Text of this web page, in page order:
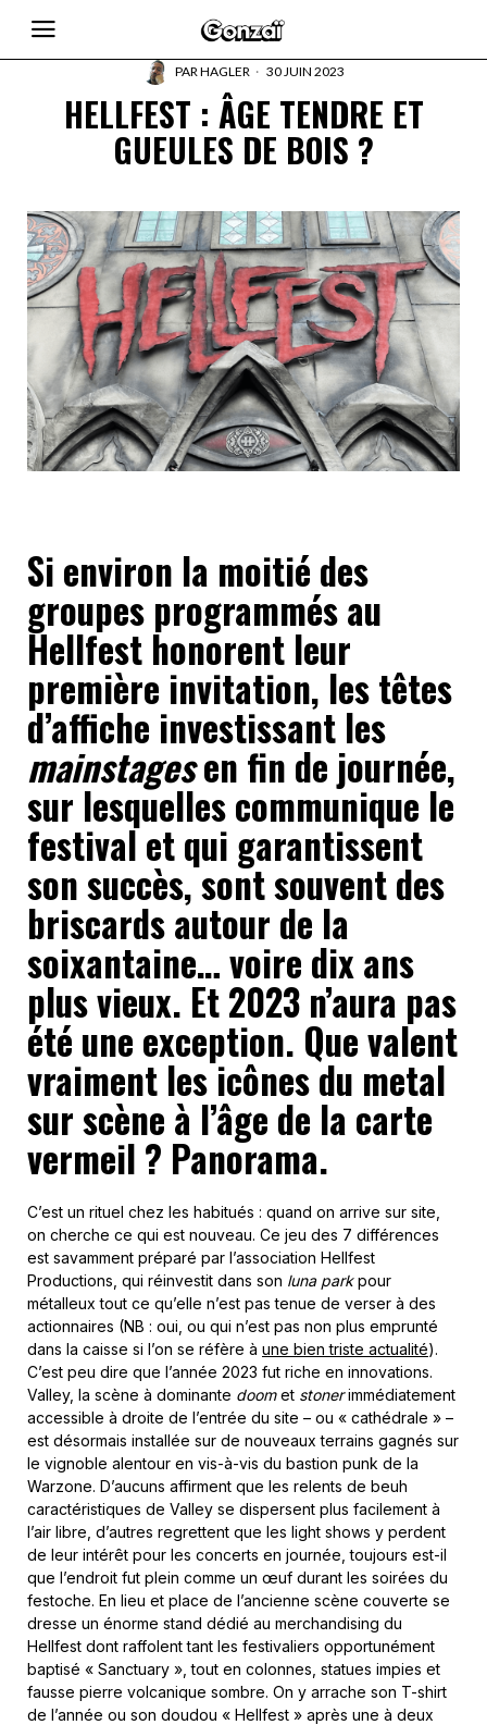
PARHAGLER 30 JUIN 2023
HELLFEST : ÂGE TENDRE ET
GUEULES DE BOIS ?
Si environ la moitié des
groupes programmés au
Hellfest honorent leur
première invitation, les têtes
d’affiche investissant les
mainstagesen fin de journée,
sur lesquelles communique le
festival et qui garantissent
son succès, sont souvent des
briscards autour de la
soixantaine… voire dix ans
plus vieux. Et 2023 n’aura pas
été une exception. Que valent
vraiment les icônes du metal
sur scène à l’âge de la carte
vermeil ? Panorama.
C’est un rituel chez les habitués : quand on arrive sur site,
on cherche ce qui est nouveau. Ce jeu des 7 différences
est savamment préparé par l’association Hellfest
Productions, qui réinvestit dans son luna parkpour
métalleux tout ce qu’elle n’est pas tenue de verser à des
actionnaires (NB : oui, ou qui n’est pas non plus emprunté
dans la caisse si l’on se réfère à une bien triste actualité).
C’est peu dire que l’année 2023 fut riche en innovations.
Valley, la scène à dominante doomet stonerimmédiatement
accessible à droite de l’entrée du site – ou « cathédrale » –
est désormais installée sur de nouveaux terrains gagnés sur
le vignoble alentour en vis-à-vis du bastion punk de la
Warzone. D’aucuns affirment que les relents de beuh
caractéristiques de Valley se dispersent plus facilement à
l’air libre, d’autres regrettent que les light shows y perdent
de leur intérêt pour les concerts en journée, toujours est-il
que l’endroit fut plein comme un œuf durant les soirées du
festoche. En lieu et place de l’ancienne scène couverte se
dresse un énorme stand dédié au merchandising du
Hellfest dont raffolent tant les festivaliers opportunément
baptisé « Sanctuary », tout en colonnes, statues impies et
fausse pierre volcanique sombre. On y arrache son T-shirt
de l’année ou son doudou « Hellfest » après une à deux